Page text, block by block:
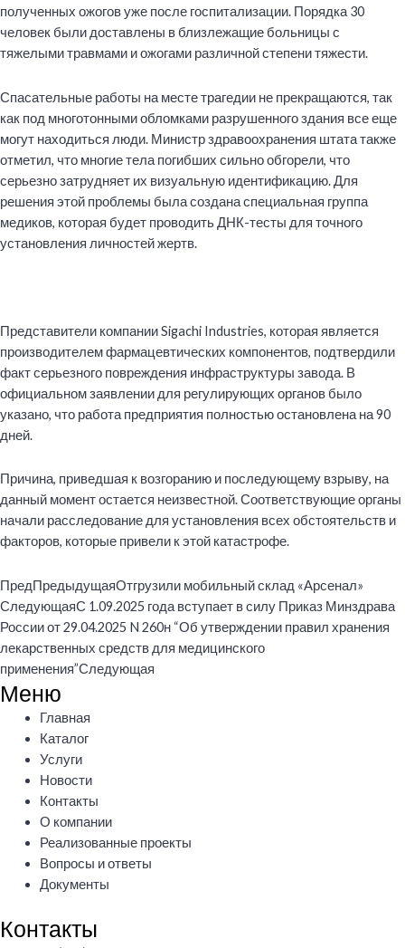
полученных ожогов уже после госпитализации. Порядка 30
человек были доставлены в близлежащие больницы с
тяжелыми травмами и ожогами различной степени тяжести.
Спасательные работы на месте трагедии не прекращаются, так
как под многотонными обломками разрушенного здания все еще
могут находиться люди. Министр здравоохранения штата также
отметил, что многие тела погибших сильно обгорели, что
серьезно затрудняет их визуальную идентификацию. Для
решения этой проблемы была создана специальная группа
медиков, которая будет проводить ДНК-тесты для точного
установления личностей жертв.
Представители компании Sigachi Industries, которая является
производителем фармацевтических компонентов, подтвердили
фактсерьезного повреждения инфраструктуры завода. В
официальном заявлении для регулирующих органов было
указано, что работа предприятия полностью остановлена на 90
дней.
Причина, приведшая к возгоранию и последующему взрыву, на
данный момент остается неизвестной. Соответствующие органы
начали расследование для установления всех обстоятельств и
факторов, которые привели к этой катастрофе.
ПредПредыдущаяОтгрузили мобильный склад «Арсенал»
СледующаяС 1.09.2025 года вступает в силу Приказ Минздрава
России от 29.04.2025 N 260н “Об утверждении правил хранения
лекарственных средств для медицинского
применения”Следующая
Меню
Меню
Главная
Каталог
Услуги
Новости
Контакты
О компании
Реализованные проекты
Вопросы и ответы
Документы
Контакты